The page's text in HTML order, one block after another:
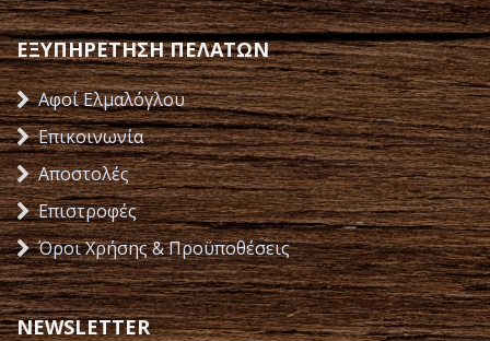
ΕΞΥΠΗΡΕΤΗΣΗ ΠΕΛΑΤΩΝ
Αφοί Ελμαλόγλου
Επικοινωνία
Αποστολές
Επιστροφές
Όροι Χρήσης & Προϋποθέσεις
NEWSLETTER